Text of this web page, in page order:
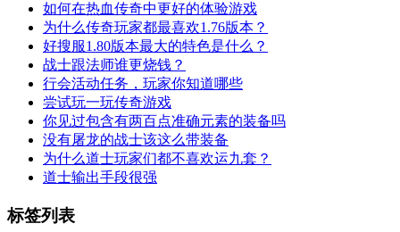
如何在热血传奇中更好的体验游戏
为什么传奇玩家都最喜欢1.76版本？
好搜服1.80版本最大的特色是什么？
战士跟法师谁更烧钱？
行会活动任务，玩家你知道哪些
尝试玩一玩传奇游戏
你见过包含有两百点准确元素的装备吗
没有屠龙的战士该这么带装备
为什么道士玩家们都不喜欢运九套？
道士输出手段很强
标签列表